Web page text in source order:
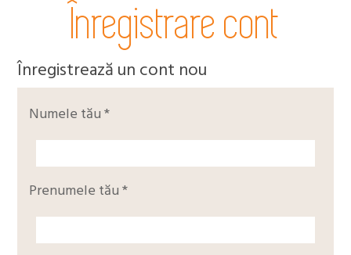
Înregistrare cont
Înregistrează un cont nou
Numele tău *
Prenumele tău *